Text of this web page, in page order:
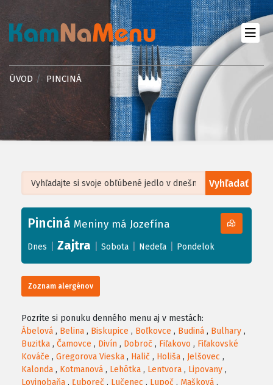
ÚVOD PINCINÁ
Vyhľadať
+
−
Leaflet| ©OpenStreetMap, Tiles courtesy ofHumanitarian OpenStreetMap
Pinciná Meniny má Jozefína
Dnes Zajtra Sobota Nedeľa Pondelok
Zoznam alergénov
Pozrite si ponuku denného menu aj v mestách:
Ábelová , Belina , Biskupice , Boľkovce , Budiná , Bulhary ,
Buzitka , Čamovce , Divín , Dobroč , Fiľakovo , Fiľakovské
Kováče , Gregorova Vieska , Halič , Holiša , Jelšovec ,
Kalonda , Kotmanová , Lehôtka , Lentvora , Lipovany ,
Lovinobaňa , Ľuboreč , Lučenec , Lupoč , Mašková ,